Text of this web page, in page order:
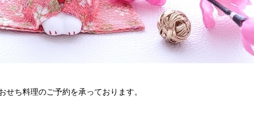
ち料理のご予約を承っております。